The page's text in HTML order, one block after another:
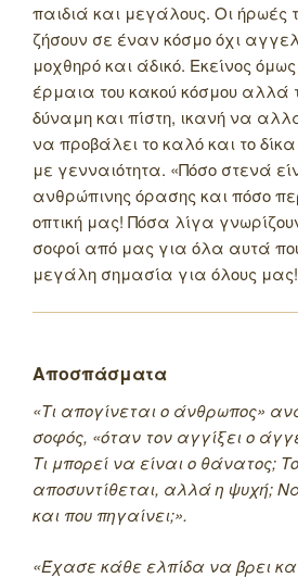
παιδιά και μεγάλους. Οι ήρωές
ζήσουν σε έναν κόσμο όχι
μοχθηρό και άδικό. Εκείνος
έρμαια του κακού κόσμου αλλά
δύναμη και πίστη, ικανή να
να προβάλει το καλό και το
με γενναιότητα. «Πόσο στενά
ανθρώπινης όρασης και πόσο
οπτική μας! Πόσα λίγα
σοφοί από μας για όλα αυτά
μεγάλη σημασία για όλους
Αποσπάσματα
«Τι απογίνεται ο άνθρωπος»
σοφός, «όταν τον αγγίξει ο
Τι μπορεί να είναι ο θάνατος;
αποσυντίθεται, αλλά η ψυχή;
και που πηγαίνει;».
«Έχασε κάθε ελπίδα να βρει